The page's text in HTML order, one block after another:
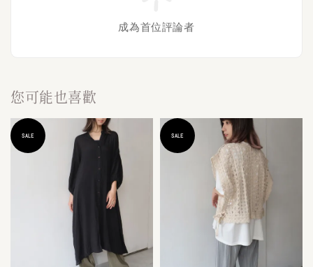
成為首位評論者
您可能也喜歡
SALE SALE